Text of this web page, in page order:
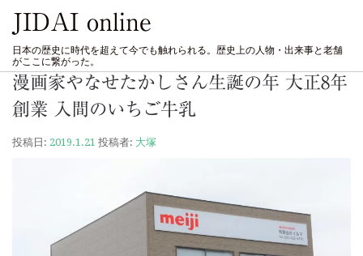
JIDAI online
日本の歴史に時代を超えて今でも触れられる。歴史上の人物・出来事と老舗
がここに繋がった。
漫画家やなせたかしさん生誕の年 大正8年
創業 入間のいちご牛乳
投稿日: 2019.1.21 投稿者: 大塚